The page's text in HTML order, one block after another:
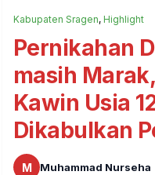
Kabupaten Sragen, Highlight
Pernikahan
masih
Kawin Usia
Dikabulkan
M
Muhammad Nurseha